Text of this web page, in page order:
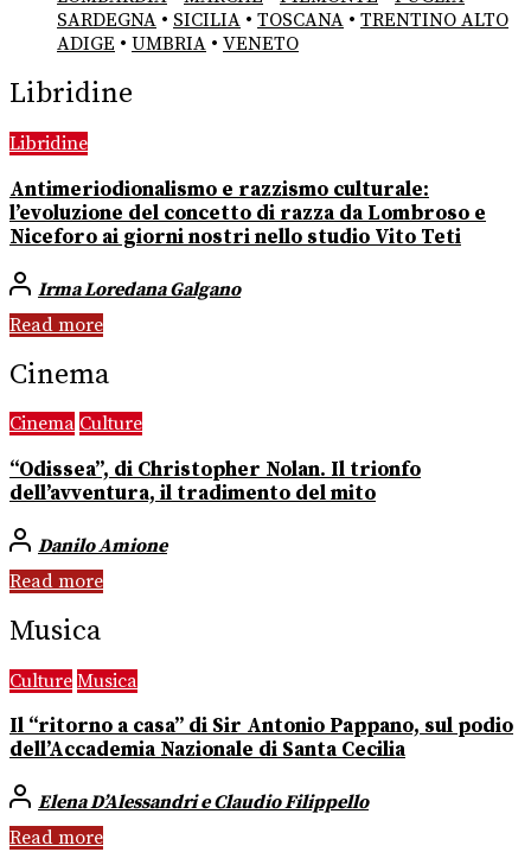
SARDEGNA • SICILIA • TOSCANA • TRENTINO ALTO
ADIGE • UMBRIA • VENETO
Libridine
Libridine
Antimeriodionalismo e razzismo culturale:
l’evoluzione del concetto di razza da Lombroso e
Niceforo ai giorni nostri nello studio Vito Teti
Irma Loredana Galgano
Read more
Cinema
Cinema Culture
“Odissea”, di Christopher Nolan. Il trionfo
dell’avventura, il tradimento del mito
Danilo Amione
Read more
Musica
Culture Musica
Il “ritorno a casa” di Sir Antonio Pappano, sul podio
dell’Accademia Nazionale di Santa Cecilia
Elena D’Alessandri e Claudio Filippello
Read more